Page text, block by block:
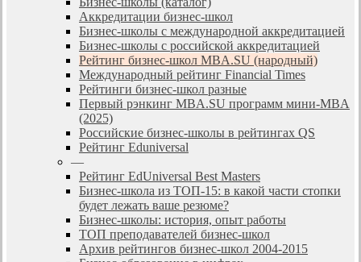
Аккредитации бизнес-школ
Бизнес-школы с международной аккредитацией
Бизнес-школы с российской аккредитацией
Рейтинг бизнес-школ MBA.SU (народный)
Международный рейтинг Financial Times
Рейтинги бизнес-школ разные
Первый рэнкинг MBA.SU программ мини-MBA
(2025)
Российские бизнес-школы в рейтингах QS
Рейтинг Eduniversal
—
Рейтинг EdUniversal Best Masters
Бизнес-школа из ТОП-15: в какой части стопки
будет лежать ваше резюме?
Бизнес-школы: история, опыт работы
ТОП преподавателей бизнес-школ
Архив рейтингов бизнес-школ 2004-2015